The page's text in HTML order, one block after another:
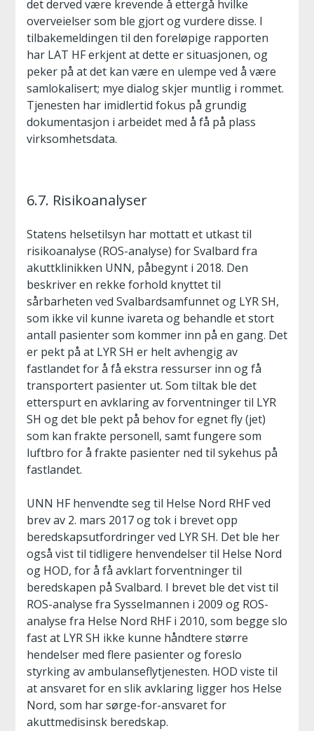
det derved være krevende å ettergå hvilke
overveielser som ble gjort og vurdere disse. I
tilbakemeldingen til den foreløpige rapporten
har LAT HF erkjent at dette er situasjonen, og
peker på at det kan være en ulempe ved å være
samlokalisert; mye dialog skjer muntlig i rommet.
Tjenesten har imidlertid fokus på grundig
dokumentasjon i arbeidet med å få på plass
virksomhetsdata.
6.7. Risikoanalyser
Statens helsetilsyn har mottatt et utkast til
risikoanalyse (ROS-analyse) for Svalbard fra
akuttklinikken UNN, påbegynt i 2018. Den
beskriver en rekke forhold knyttet til
sårbarheten ved Svalbardsamfunnet og LYR SH,
som ikke vil kunne ivareta og behandle et stort
antall pasienter som kommer inn på en gang. Det
er pekt på at LYR SH er helt avhengig av
fastlandet for å få ekstra ressurser inn og få
transportert pasienter ut. Som tiltak ble det
etterspurt en avklaring av forventninger til LYR
SH og det ble pekt på behov for egnet fly (jet)
som kan frakte personell, samt fungere som
luftbro for å frakte pasienter ned til sykehus på
fastlandet.
UNN HF henvendte seg til Helse Nord RHF ved
brev av 2. mars 2017 og tok i brevet opp
beredskapsutfordringer ved LYR SH. Det ble her
også vist til tidligere henvendelser til Helse Nord
og HOD, for å få avklart forventninger til
beredskapen på Svalbard. I brevet ble det vist til
ROS-analyse fra Sysselmannen i 2009 og ROS-
analyse fra Helse Nord RHF i 2010, som begge slo
fast at LYR SH ikke kunne håndtere større
hendelser med flere pasienter og foreslo
styrking av ambulanseflytjenesten. HOD viste til
at ansvaret for en slik avklaring ligger hos Helse
Nord, som har sørge-for-ansvaret for
akuttmedisinsk beredskap.